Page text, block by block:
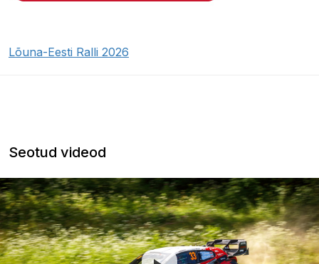
Lõuna-Eesti Ralli 2026
Seotud videod